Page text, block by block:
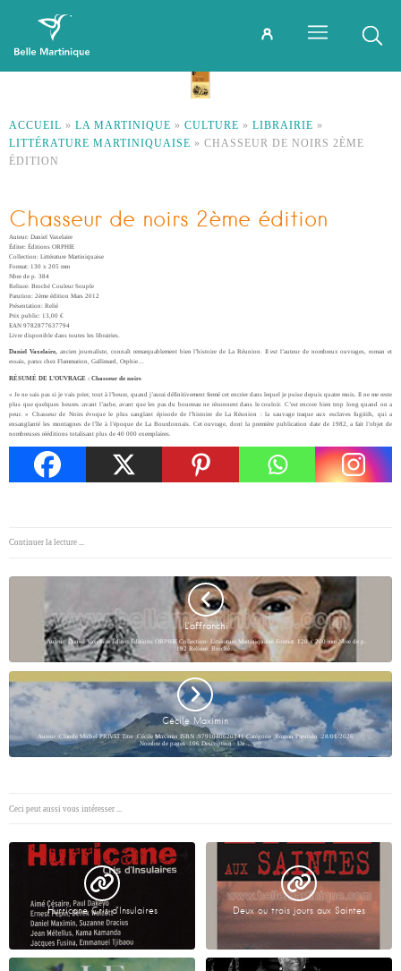
ACCUEIL » LA MARTINIQUE » CULTURE » LIBRAIRIE »
LITTÉRATURE MARTINIQUAISE » CHASSEUR DE NOIRS 2ÈME
ÉDITION
Chasseur de noirs 2ème édition
Auteur: Daniel Vaxelaire
Éditer: Éditions ORPHIE
Collection: Littérature Martiniquaise
Format: 130 x 205 mm
Nbre de p. 384
Reliure: Broché Couleur Souple
Parution: 2ème édition Mars 2012
Présentation: Relié
Prix public: 13,00 €
EAN 9782877637794
Livre disponible dans toutes les librairies.
Daniel Vaxelaire,ancien journaliste, connaît remarquablement bien l’histoire de La Réunion. Il est l’auteur de nombreux ouvrages, roman et
essais, parus chez Flammarion, Gallimard, Orphie…
RÉSUMÉ DE L’OUVRAGE : Chasseur de noirs
« Je ne sais pas si je vais prier, tout à l’heure, quand j’aurai définitivement fermé cet encrier dans lequel je puise depuis quatre mois. Il ne me reste
plus que quelques heures :avant l’aube, avant que les pas du bourreau ne résonnent dans le couloir. C’est encore bien trop long quand on a
peur. » Chasseur de Noirs évoque le plus sanglant épisode de l’histoire de La Réunion : la sauvage traque aux esclaves fugitifs, qui a
ensanglanté les montagnes de l’île à l’époque de La Bourdonnais. Cet ouvrage, dont la première publication date de 1982, a fait l’objet de
nombreuses rééditions totalisant plus de 40 000 exemplaires.
Continuer la lecture ...
L’affranchi
Auteur: Daniel Vaxelaire Éditer: Éditions ORPHIE Collection: Littérature Martiniquaise Format: 120 x 200 mm Nbre de p.
192 Reliure: Broché…
Cécile Maximin
Auteur :Claude Michel PRIVAT Titre :Cécile Maximin ISBN :9791040620341 Catégorie :Roman Parution :28/01/2026
Nombre de pages :106 Description : Un…
Ceci peut aussi vous intéresser ...
Hurricane Cris d’Insulaires Deux ou trois jours aux Saintes